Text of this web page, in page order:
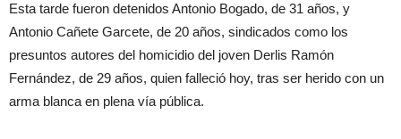
Esta tarde fueron detenidos Antonio Bogado, de 31 años, y
Antonio Cañete Garcete, de 20 años, sindicados como los
presuntos autores del homicidio del joven Derlis Ramón
Fernández, de 29 años, quien falleció hoy, tras ser herido con un
arma blanca en plena vía pública.